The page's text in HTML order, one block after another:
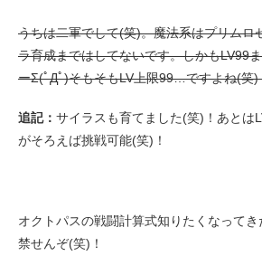
うちは二軍でして(笑)。魔法系はプリムロ
ラ育成まではしてないです。しかもLV99
ーΣ(ﾟДﾟ)そもそもLV上限99…ですよね(笑)
追記： サイラスも育てました(笑)！あとは
がそろえば挑戦可能(笑)！
オクトパスの戦闘計算式知りたくなって
禁せんぞ(笑)！